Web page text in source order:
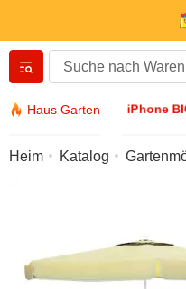
Haus Garten iPhone
Вернуться назад
Heim Katalog